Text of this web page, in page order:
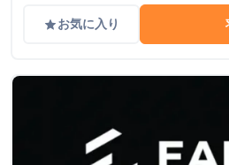
gradeお気に入り